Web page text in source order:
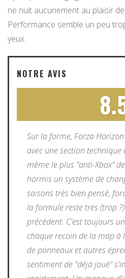
ne nuit aucunement au plaisir
Performance semble un peu
yeux.
NOTRE AVIS
Sur la forme, Forza
avec une section
même le plus "anti-Xbox"
hormis un système de
saisons très bien pensé,
la formule reste très (trop
précédent. C'est toujours
chaque recoin de la map à
de panneaux et autres
sentiment de "déjà joué"